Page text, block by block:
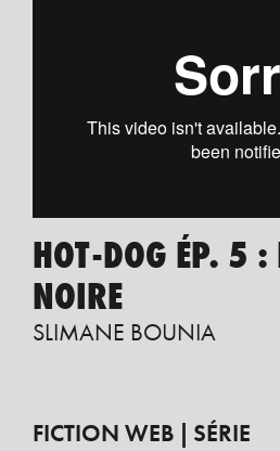
HOT-DOG ÉP. 5 :
NOIRE
SLIMANE BOUNIA
FICTION WEB SÉRIE